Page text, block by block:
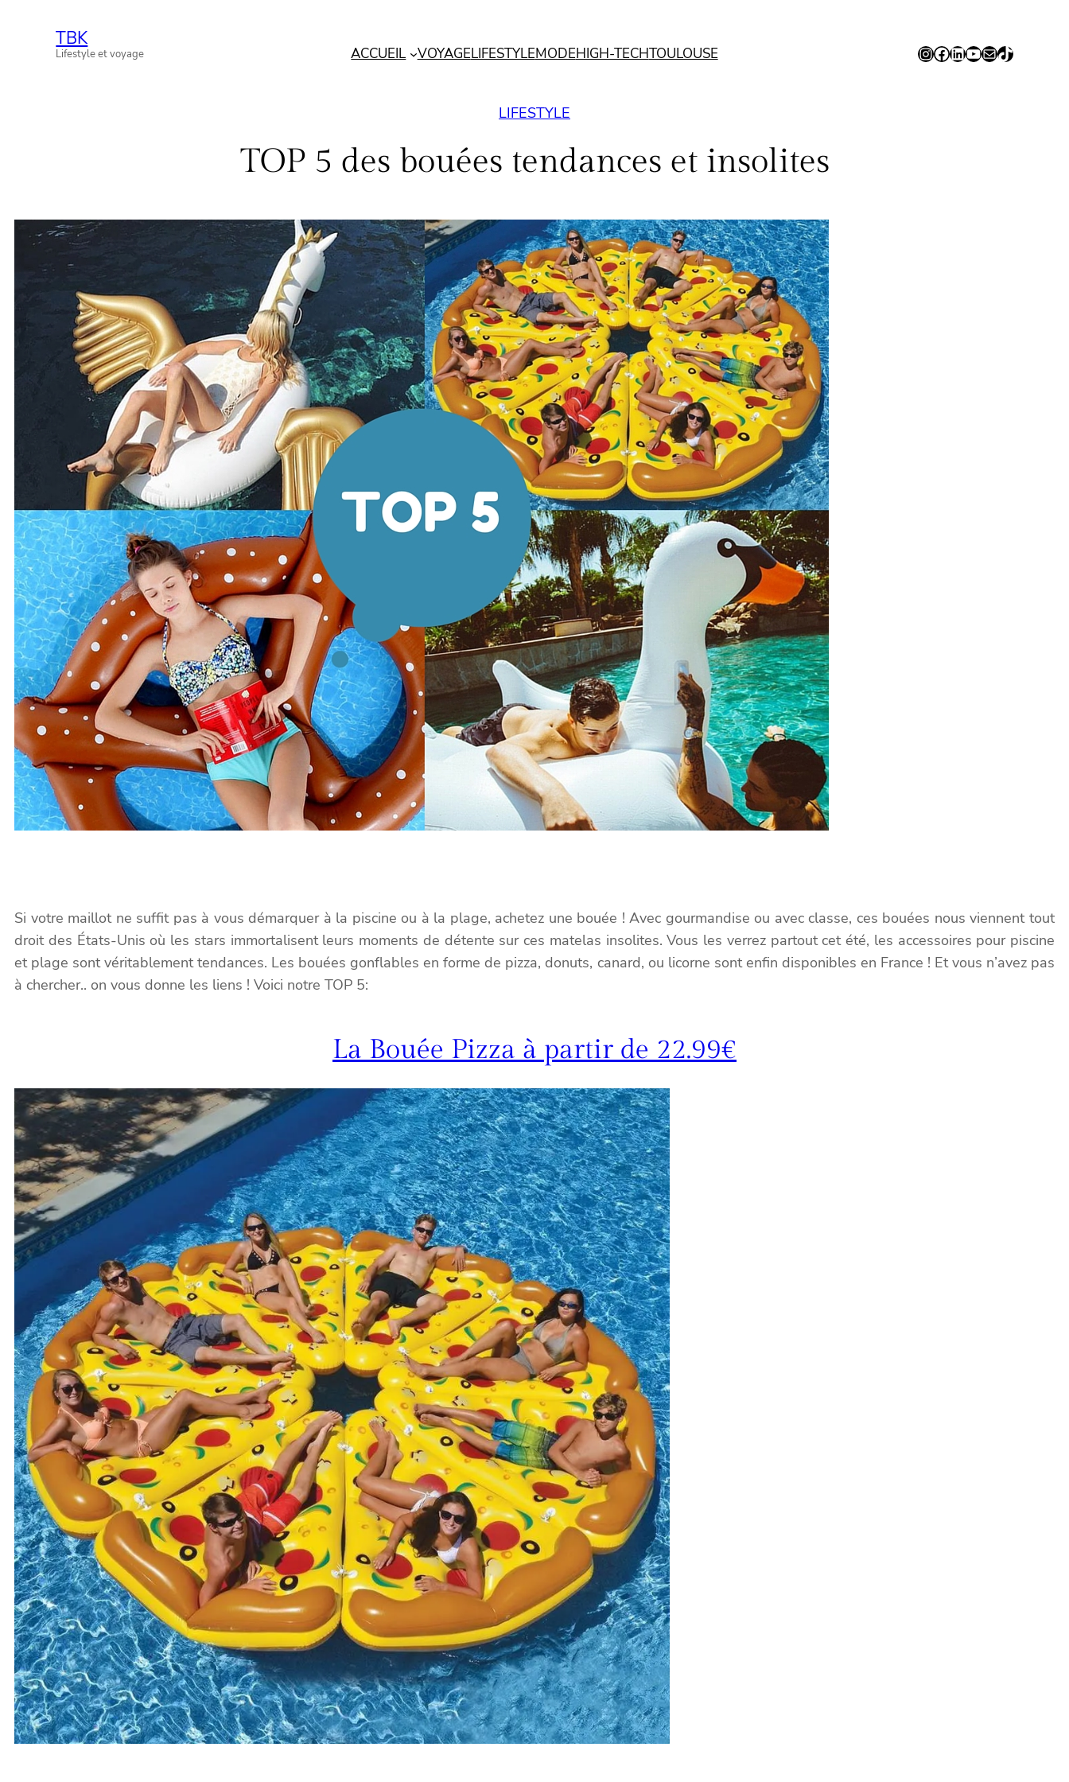
contenu
TBK
Lifestyle et voyage ACCUEIL VOYAGELIFESTYLEMODEHIGH-TECHTOULOUSE InstagramFacebook LinkedIn YouTube E-mail TikTok
LIFESTYLE
TOP 5 des bouées tendances et insolites
Si votre maillot ne suffit pas à vous démarquer à la piscine ou à la plage, achetez une bouée ! Avec gourmandise ou avec classe, ces bouées nous viennent tout
droit des États-Unis où les stars immortalisent leurs moments de détente sur ces matelas insolites. Vous les verrez partout cet été, les accessoires pour piscine
et plage sont véritablement tendances. Les bouées gonflables en forme de pizza, donuts, canard, ou licorne sont enfin disponibles en France ! Et vous n’avez pas
à chercher.. on vous donne les liens ! Voici notre TOP 5:
La Bouée Pizza à partir de 22.99€